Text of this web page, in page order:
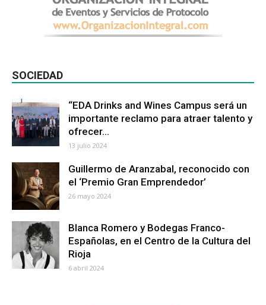
SOCIEDAD
“EDA Drinks and Wines Campus será un
importante reclamo para atraer talento y
ofrecer...
13 julio 2024
Guillermo de Aranzabal, reconocido con
el ‘Premio Gran Emprendedor’
26 mayo 2024
Blanca Romero y Bodegas Franco-
Españolas, en el Centro de la Cultura del
Rioja
6 abril 2024